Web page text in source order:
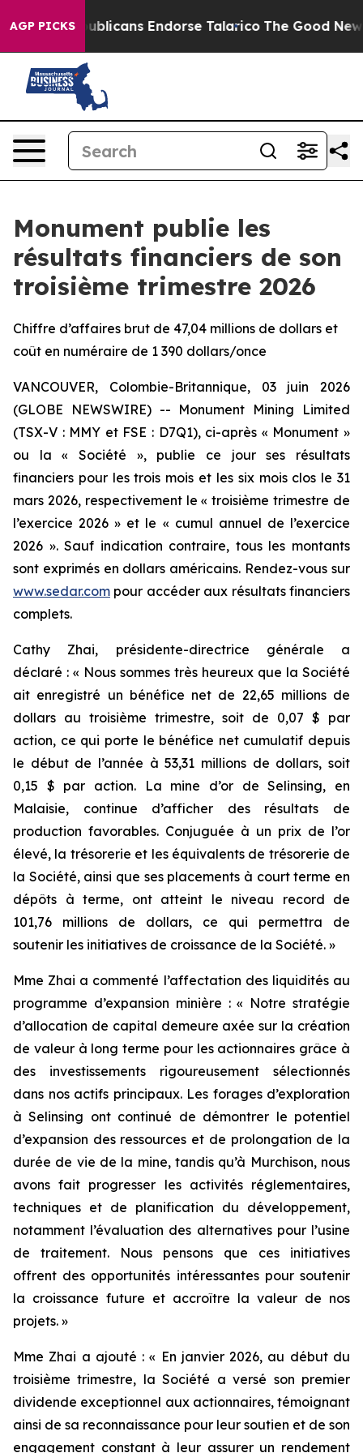
AGP PICKSEndorse Talarico The Good News Trump
Monument publie les
résultats financiers de son
troisième trimestre 2026
Chiffre d’affaires brut de 47,04 millions de dollars et
coût en numéraire de 1 390 dollars/once
VANCOUVER, Colombie-Britannique, 03 juin 2026
(GLOBE NEWSWIRE) -- Monument Mining Limited
(TSX-V : MMY et FSE : D7Q1), ci-après « Monument »
ou la « Société », publie ce jour ses résultats
financiers pour les trois mois et les six mois clos le 31
mars 2026, respectivement le « troisième trimestre de
l’exercice 2026 » et le « cumul annuel de l’exercice
2026 ». Sauf indication contraire, tous les montants
sont exprimés en dollars américains. Rendez-vous sur
www.sedar.com pour accéder aux résultats financiers
complets.
Cathy Zhai, présidente-directrice générale a
déclaré : « Nous sommes très heureux que la Société
ait enregistré un bénéfice net de 22,65 millions de
dollars au troisième trimestre, soit de 0,07 $ par
action, ce qui porte le bénéfice net cumulatif depuis
le début de l’année à 53,31 millions de dollars, soit
0,15 $ par action. La mine d’or de Selinsing, en
Malaisie, continue d’afficher des résultats de
production favorables. Conjuguée à un prix de l’or
élevé, la trésorerie et les équivalents de trésorerie de
la Société, ainsi que ses placements à court terme en
dépôts à terme, ont atteint le niveau record de
101,76 millions de dollars, ce qui permettra de
soutenir les initiatives de croissance de la Société. »
Mme Zhai a commenté l’affectation des liquidités au
programme d’expansion minière : « Notre stratégie
d’allocation de capital demeure axée sur la création
de valeur à long terme pour les actionnaires grâce à
des investissements rigoureusement sélectionnés
dans nos actifs principaux. Les forages d’exploration
à Selinsing ont continué de démontrer le potentiel
d’expansion des ressources et de prolongation de la
durée de vie de la mine, tandis qu’à Murchison, nous
avons fait progresser les activités réglementaires,
techniques et de planification du développement,
notamment l’évaluation des alternatives pour l’usine
de traitement. Nous pensons que ces initiatives
offrent des opportunités intéressantes pour soutenir
la croissance future et accroître la valeur de nos
projets. »
Mme Zhai a ajouté : « En janvier 2026, au début du
troisième trimestre, la Société a versé son premier
dividende exceptionnel aux actionnaires, témoignant
ainsi de sa reconnaissance pour leur soutien et de son
engagement constant à leur assurer un rendement